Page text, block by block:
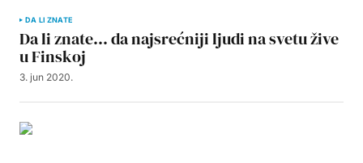
DA LI ZNATE
Da li znate… da najsrećniji ljudi na svetu žive
u Finskoj
3. jun 2020.